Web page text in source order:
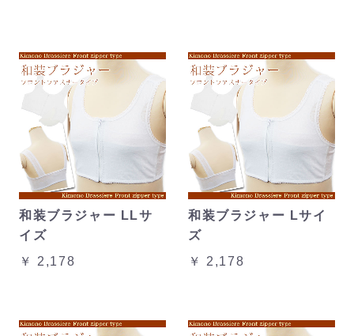
和装ブラジャー LLサ
イズ
￥ 2,178
和装ブラジャー Lサイ
ズ
￥ 2,178